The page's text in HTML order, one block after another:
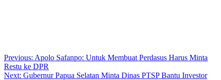
Post
navigation
Previous: Apolo Safanpo: Untuk Membuat Perdasus Harus Minta
Restu ke DPR
Next: Gubernur Papua Selatan Minta Dinas PTSP Bantu Investor